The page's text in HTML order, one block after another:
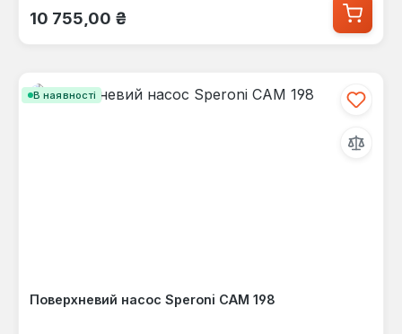
Звичайна ціна:
10 755,00 ₴
В наявності
Поверхневий насос Speroni CAM 198